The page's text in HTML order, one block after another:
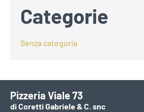
Categorie
Senza categoria
Pizzeria Viale 73
di Coretti Gabriele & C. snc